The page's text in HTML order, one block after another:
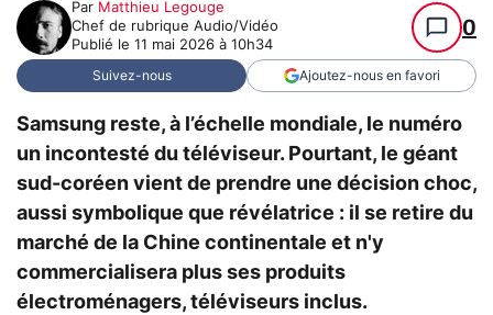
Par Matthieu Legouge
Chef de rubrique Audio/Vidéo
Publié le 11 mai 2026 à 10h34
0
Suivez-nous Ajoutez-nous en favori
Samsung reste, à l’échelle mondiale, le numéro
un incontesté du téléviseur. Pourtant, le géant
sud-coréen vient de prendre une décision choc,
aussi symbolique que révélatrice : il se retire du
marché de la Chine continentale et n'y
commercialisera plus ses produits
électroménagers, téléviseurs inclus.